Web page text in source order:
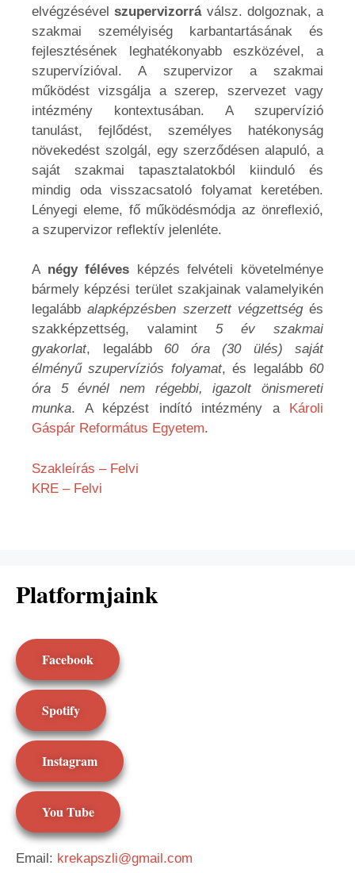
elvégzésévelszupervizorráválsz. dolgoznak, a
szakmai személyiség karbantartásának és
fejlesztésének leghatékonyabb eszközével, a
szupervízióval. A szupervizor a szakmai
működést vizsgálja a szerep, szervezet vagy
intézmény kontextusában. A szupervízió
tanulást, fejlődést, személyes hatékonyság
növekedést szolgál, egy szerződésen alapuló, a
saját szakmai tapasztalatokból kiinduló és
mindig oda visszacsatoló folyamat keretében.
Lényegi eleme, fő működésmódja az önreflexió,
a szupervizor reflektív jelenléte.
A négy féléves képzés felvételi követelménye
bármely képzési terület szakjainak valamelyikén
legalábbalapképzésben szerzett végzettségés
szakképzettség, valamint 5 év szakmai
gyakorlat, legalább 60 óra (30 ülés) saját
élményű szupervíziós folyamat, és legalább 60
óra 5 évnél nem régebbi, igazolt önismereti
munka. A képzést indító intézmény a
Károli
Gáspár Református Egyetem.
Szakleírás – Felvi
KRE – Felvi
Platformjaink
Facebook
Spotify
Instagram
You Tube
Email: krekapszli@gmail.com